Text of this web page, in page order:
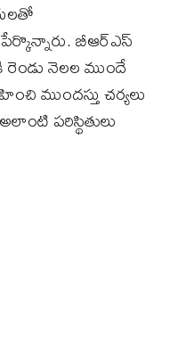
బీఆర్ఎస్
నెలల ముందే
ముందస్తు చర్యలు
పరిస్థితులు